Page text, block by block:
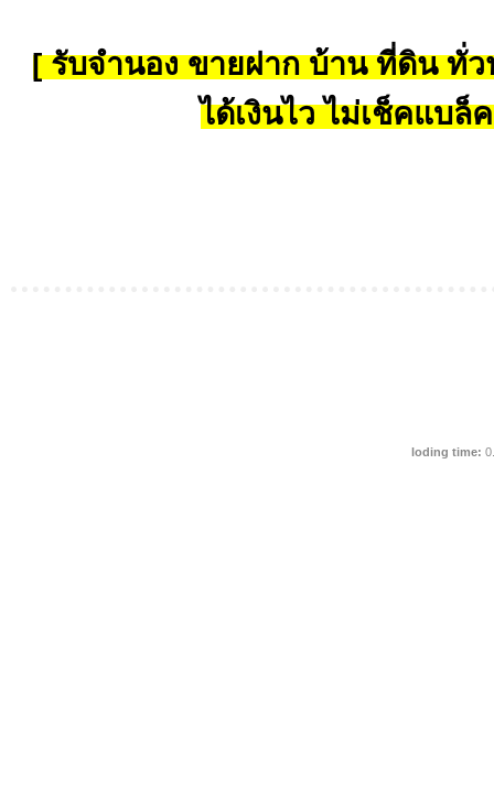
[ รับจำนอง ขายฝาก บ้าน ที่ดิน ทั่ว
ได้เงินไว ไม่เช็คแบล็
loding time: